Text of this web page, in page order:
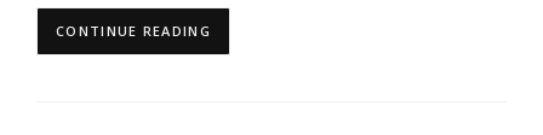
CONTINUE READING